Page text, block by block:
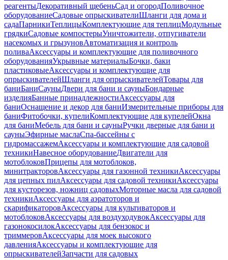
реагентыДекоративный щебеньСад и огородПоливочное
оборудованиеСадовые опрыскивателиШланги для дома и
садаПарникиТеплицыКомплектующие для теплицМодульные
грядкиСадовые компостерыУничтожители, отпугиватели
насекомых и грызуновАвтоматизация и контроль
поливаАксессуары и комплектующие для поливочного
оборудованияУкрывные материалыБочки, баки
пластиковыеАксессуары и комплектующие для
опрыскивателейШланги для опрыскивателейТовары для
баниБаниСауныДвери для бани и сауныБондарные
изделияБанные принадлежностиАксессуары для
баниОснащение и декор для баниИзмерительные приборы для
баниФитобочки, купелиКомплектующие для купелейОкна
для баниМебель для бани и сауныРучки дверные для бани и
сауныЭфирные маслаСпа-бассейны с
гидромассажемАксессуары и комплектующие для садовой
техникиНавесное оборудованиеДвигатели для
мотоблоковПрицепы для мотоблоков,
минитракторовАксессуары для газонной техникиАксессуары
для цепных пилАксессуары для садовой техникиАксессуары
для кусторезов, ножниц садовыхМоторные масла для садовой
техникиАксессуары для аэратоторов и
скарификаторовАксессуары для культиваторов и
мотоблоковАксессуары для воздуходувокАксессуары для
газонокосилокАксессуары для бензокос и
триммеровАксессуары для моек высокого
давленияАксессуары и комплектующие для
опрыскивателейЗапчасти для садовых